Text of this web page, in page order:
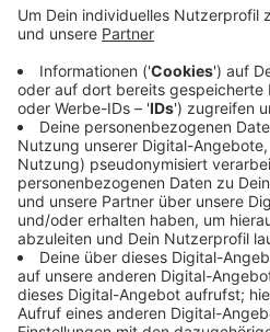
Veröffentlicht:Montag,
Anzeige
Bewerben können sich
für die Vereinbarkeit von
Sieger winken 10.000 Euro
nimmt das Krefelder
noch bis Ende Mai entgegen.
Anzeige